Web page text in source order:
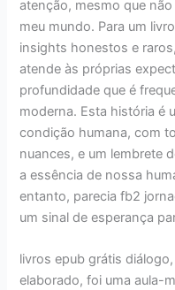
atenção, mesmo que
meu mundo. Para um
insights honestos e
atende às próprias
profundidade que é
moderna. Esta história é
condição humana, com
nuances, e um lembrete
a essência de nossa
entanto, parecia fb2
um sinal de esperança
livros epub grátis
elaborado, foi uma aula-